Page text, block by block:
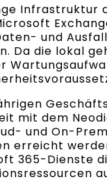
Infrastruktur
und
Da die lokal
mit dem
und On-
erreicht
365-Dienste